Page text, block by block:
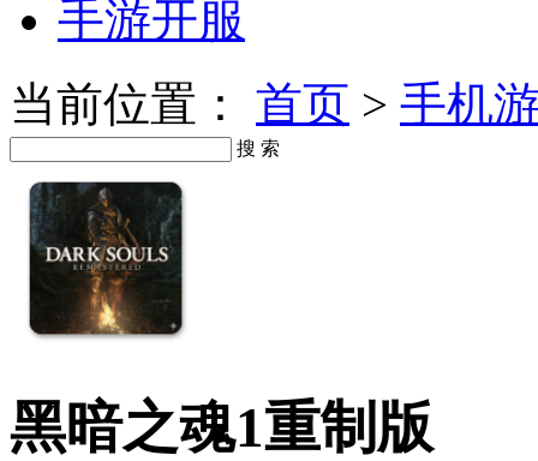
手游开服
当前位置： 首页 > 手机
搜 索
黑暗之魂1重制版